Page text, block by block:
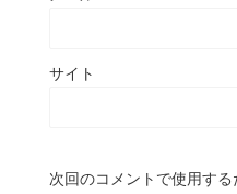
サイト
次回のコメントで使用す